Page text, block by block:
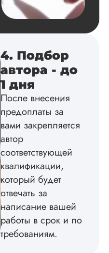
Вид работы:
Диссертация
Дата:2024-11-20
Удобная форма
оплаты, есть
официальный
работу выполнили
сдачи,
оформили в
соответствии с
Взаимодействие с
подробно
по всем вопросам.
Благодарен.
Инна
4. Подбор
автора - до
1 дня
После внесения
предоплаты за
вами закрепляется
автор
соответствующей
квалификации,
который будет
отвечать за
написание вашей
работы в срок и по
требованиям.